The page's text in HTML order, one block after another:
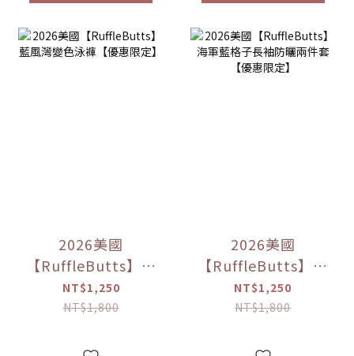
2026美國
【RuffleButts】藍
風灣變色泳褲【優
惠限定】
NT$1,250
NT$1,800
2026美國
【RuffleButts】海
軍藍格子長袖防曬
兩件套【優惠限
NT$1,250
NT$1,800